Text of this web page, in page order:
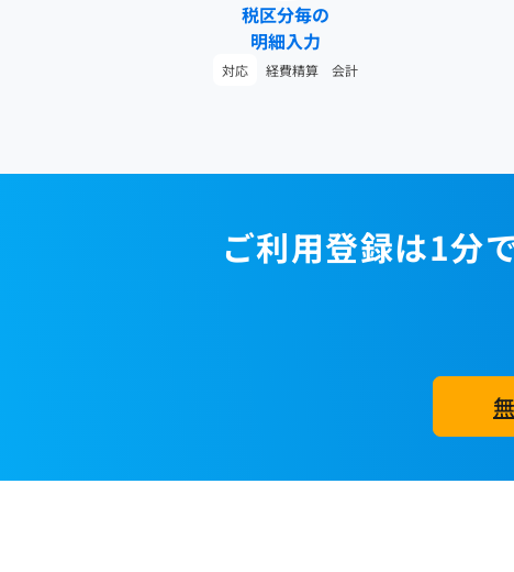
税区分毎の
明細入力
対応 経費精算 会計
ご利用登録は1分